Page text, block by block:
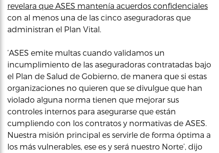
revelara que ASES mantenía acuerdos confidenciales
con al menos una de las cinco aseguradoras que
administran el Plan Vital.
‘ASES emite multas cuando validamos un
incumplimiento de las aseguradoras contratadas bajo
el Plan de Salud de Gobierno, de manera que si estas
organizaciones no quieren que se divulgue que han
violado alguna norma tienen que mejorar sus
controles internos para asegurarse que están
cumpliendo con los contratos y normativas de ASES.
Nuestra misión principal es servirle de forma óptima a
los más vulnerables, ese es y será nuestro Norte’, dijo